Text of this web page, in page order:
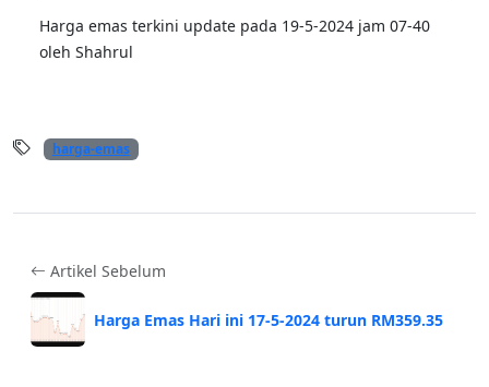
Harga emas terkini update pada 19-5-2024 jam 07-40
oleh Shahrul
harga-emas
Artikel Sebelum
Harga Emas Hari ini 17-5-2024 turun RM359.35